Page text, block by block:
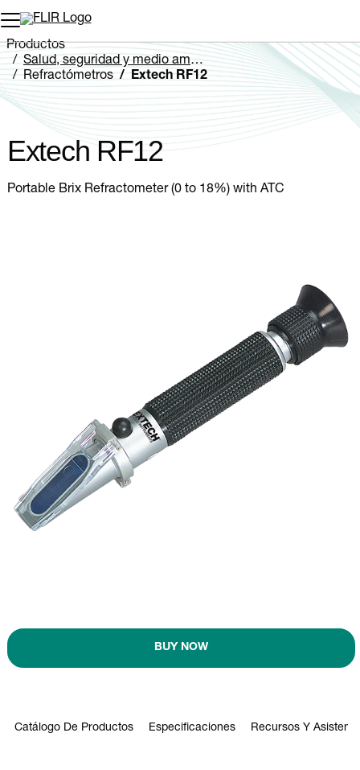
Productos
Salud, seguridad y medio ambiente
Refractómetros
Extech RF12
Extech RF12
Portable Brix Refractometer (0 to 18%) with ATC
BUY NOW
Catálogo De Productos Especificaciones Recursos Y